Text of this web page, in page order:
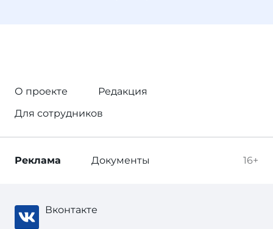
О проекте
Редакция
Для сотрудников
16+
Реклама Документы
Вконтакте